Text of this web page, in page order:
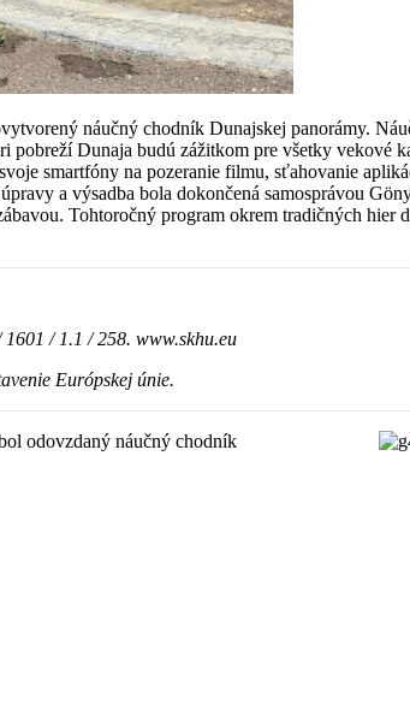
náučný chodník Dunajskej panorámy.
pobreží Dunaja budú zážitkom pre všetky
smartfóny na pozeranie filmu, sťahovanie
a výsadba bola dokončená samosprávou
Tohtoročný program okrem tradičných hier
/ 1.1 / 258. www.skhu.eu
Európskej únie.